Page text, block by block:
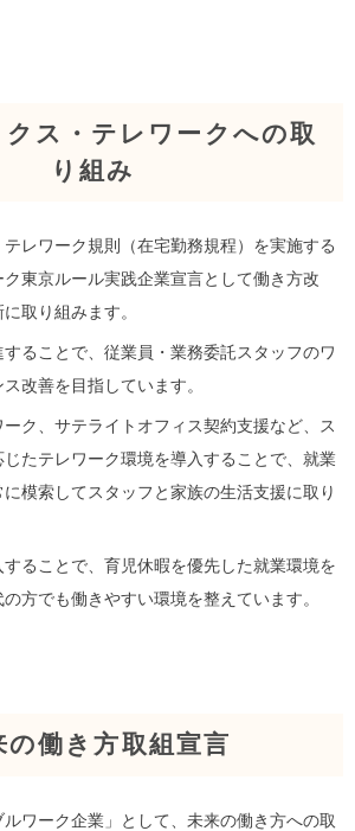
ス・テレワークへの取
り組み
レワーク規則（在宅勤務規程）を実施する
東京ルール実践企業宣言として働き方改
取り組みます。
ることで、従業員・業務委託スタッフのワ
改善を目指しています。
ク、サテライトオフィス契約支援など、ス
じたテレワーク環境を導入することで、就業
模索してスタッフと家族の生活支援に取り
ることで、育児休暇を優先した就業環境を
方でも働きやすい環境を整えています。
の働き方取組宣言
ルワーク企業」として、未来の働き方への取